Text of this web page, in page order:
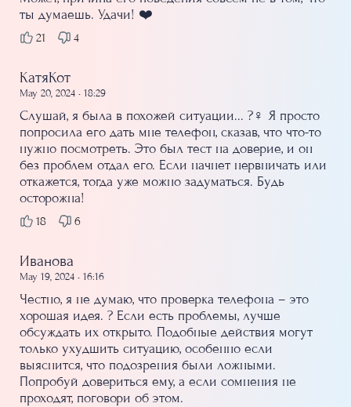
ты думаешь. Удачи! ❤️
21 4
КатяКот
May 20, 2024 • 18:29
Слушай, я была в похожей ситуации... ?‍♀️ Я просто
попросила его дать мне телефон, сказав, что что-то
нужно посмотреть. Это был тест на доверие, и он
без проблем отдал его. Если начнет нервничать или
откажется, тогда уже можно задуматься. Будь
осторожна!
18 6
Иванова
May 19, 2024 • 16:16
Честно, я не думаю, что проверка телефона – это
хорошая идея. ? Если есть проблемы, лучше
обсуждать их открыто. Подобные действия могут
только ухудшить ситуацию, особенно если
выяснится, что подозрения были ложными.
Попробуй довериться ему, а если сомнения не
проходят, поговори об этом.